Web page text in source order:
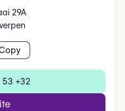
29A
53 +32